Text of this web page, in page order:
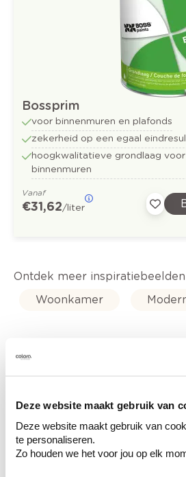
Deze website maakt gebruik van
Deze website maakt gebruik van
te personaliseren.
Zo houden we het voor jou op elk
Bossprim
voor binnenmuren en plafonds
zekerheid op een egaal
hoogkwalitatieve grondlaag voor
binnenmuren
Vanaf
€ 31,62/liter
Ontdek meer
Woonkamer
Ga samen met de
Krijg kleuradvies op
en je meubels.